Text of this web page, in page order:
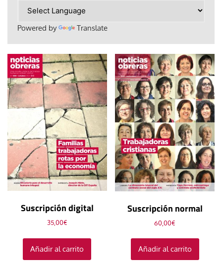
Powered by Translate
Suscripción digital
35,00€
Añadir al carrito
Suscripción normal
60,00€
Añadir al carrito